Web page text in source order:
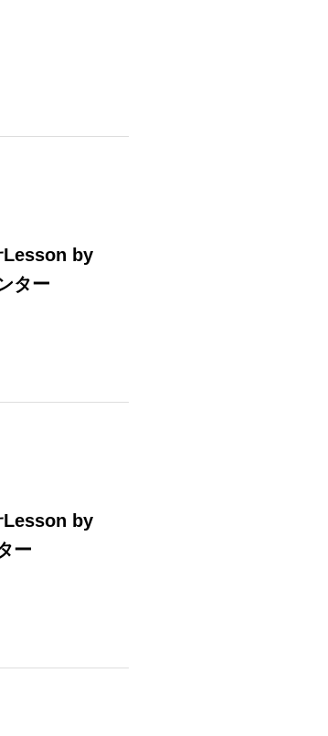
Lesson by
ター
Lesson by
ー